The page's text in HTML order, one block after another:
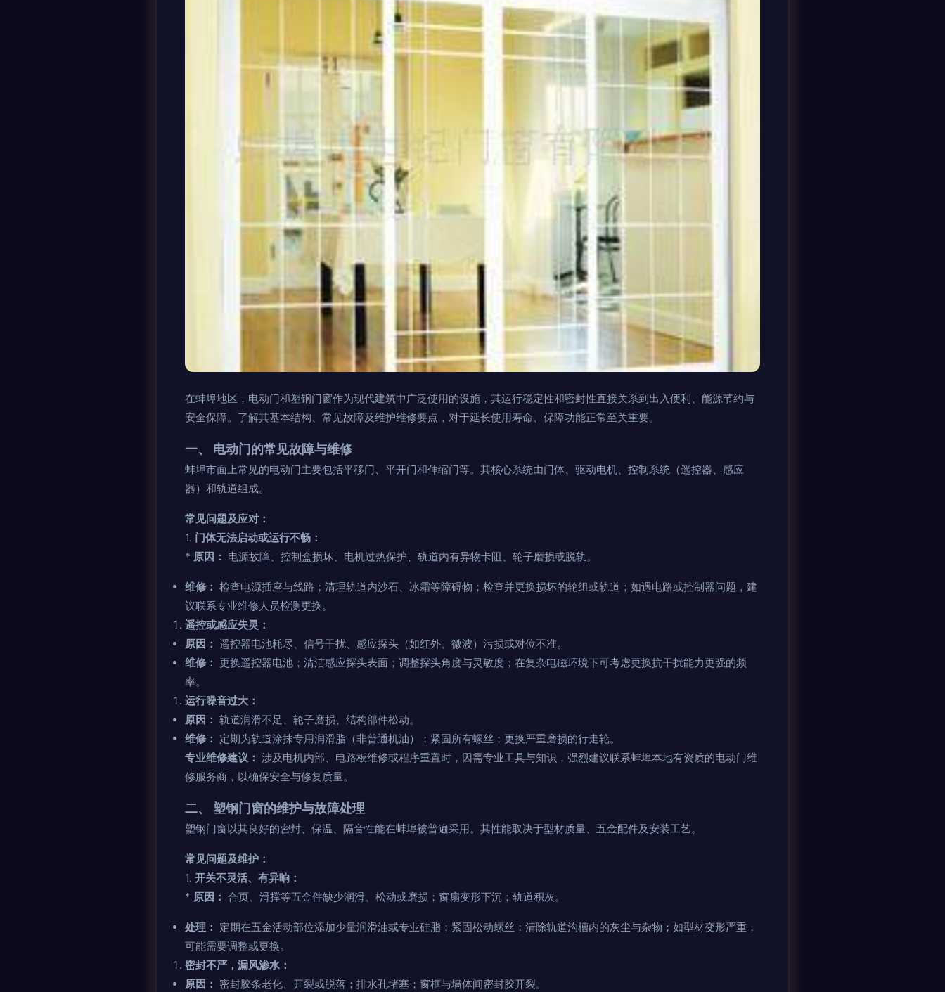
在蚌埠地区，电动门和塑钢门窗作为现代建筑中广泛使用的设施，其运行稳定性和密封性直接关系到出入便利、能源节约与
安全保障。了解其基本结构、常见故障及维护维修要点，对于延长使用寿命、保障功能正常至关重要。
一、 电动门的常见故障与维修
蚌埠市面上常见的电动门主要包括平移门、平开门和伸缩门等。其核心系统由门体、驱动电机、控制系统（遥控器、感应
器）和轨道组成。
常见问题及应对：
1. 门体无法启动或运行不畅：
* 原因： 电源故障、控制盒损坏、电机过热保护、轨道内有异物卡阻、轮子磨损或脱轨。
维修： 检查电源插座与线路；清理轨道内沙石、冰霜等障碍物；检查并更换损坏的轮组或轨道；如遇电路或控制器问题，建
议联系专业维修人员检测更换。
遥控或感应失灵：
原因： 遥控器电池耗尽、信号干扰、感应探头（如红外、微波）污损或对位不准。
维修： 更换遥控器电池；清洁感应探头表面；调整探头角度与灵敏度；在复杂电磁环境下可考虑更换抗干扰能力更强的频
率。
运行噪音过大：
原因： 轨道润滑不足、轮子磨损、结构部件松动。
维修： 定期为轨道涂抹专用润滑脂（非普通机油）；紧固所有螺丝；更换严重磨损的行走轮。
专业维修建议： 涉及电机内部、电路板维修或程序重置时，因需专业工具与知识，强烈建议联系蚌埠本地有资质的电动门维
修服务商，以确保安全与修复质量。
二、 塑钢门窗的维护与故障处理
塑钢门窗以其良好的密封、保温、隔音性能在蚌埠被普遍采用。其性能取决于型材质量、五金配件及安装工艺。
常见问题及维护：
1. 开关不灵活、有异响：
* 原因： 合页、滑撑等五金件缺少润滑、松动或磨损；窗扇变形下沉；轨道积灰。
处理： 定期在五金活动部位添加少量润滑油或专业硅脂；紧固松动螺丝；清除轨道沟槽内的灰尘与杂物；如型材变形严重，
可能需要调整或更换。
密封不严，漏风渗水：
原因： 密封胶条老化、开裂或脱落；排水孔堵塞；窗框与墙体间密封胶开裂。